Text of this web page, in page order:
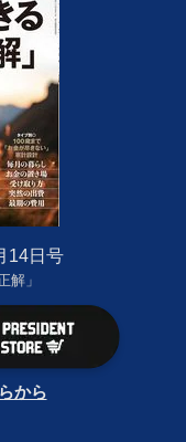
14日号
解」
から